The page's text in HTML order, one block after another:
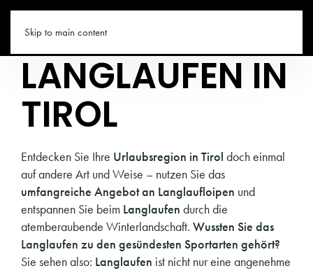
Skip to main content
TIROL.CO
LANGLAUFEN IN
TIROL
Entdecken Sie Ihre Urlaubsregion in Tirol doch einmal
auf andere Art und Weise – nutzen Sie das
umfangreiche Angebot an Langlaufloipen und
entspannen Sie beim Langlaufen durch die
atemberaubende Winterlandschaft. Wussten Sie das
Langlaufen zu den gesündesten Sportarten gehört?
Sie sehen also: Langlaufen ist nicht nur eine angenehme